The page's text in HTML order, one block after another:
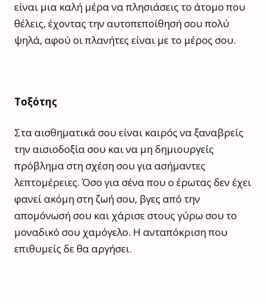
είναι μια καλή μέρα να πλησιάσεις το άτομο που
θέλεις, έχοντας την αυτοπεποίθησή σου πολύ
ψηλά, αφού οι πλανήτες είναι με το μέρος σου.
Τοξότης
Στα αισθηματικά σου είναι καιρός να ξαναβρείς
την αισιοδοξία σου και να μη δημιουργείς
πρόβλημα στη σχέση σου για ασήμαντες
λεπτομέρειες. Όσο για σένα που ο έρωτας δεν έχει
φανεί ακόμη στη ζωή σου, βγες από την
απομόνωσή σου και χάρισε στους γύρω σου το
μοναδικό σου χαμόγελο. Η ανταπόκριση που
επιθυμείς δε θα αργήσει.